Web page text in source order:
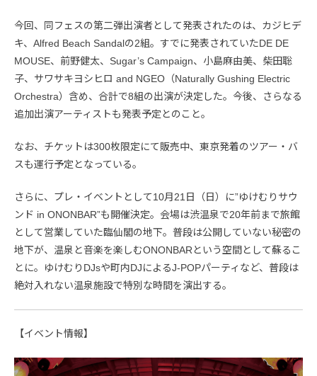
今回、同フェスの第二弾出演者として発表されたのは、カジヒデ
キ、Alfred Beach Sandalの2組。すでに発表されていたDE DE
MOUSE、前野健太、Sugar’s Campaign、小島麻由美、柴田聡
子、サワサキヨシヒロ and NGEO（Naturally Gushing Electric
Orchestra）含め、合計で8組の出演が決定した。今後、さらなる
追加出演アーティストも発表予定とのこと。
なお、チケットは300枚限定にて販売中、東京発着のツアー・バ
スも運行予定となっている。
さらに、プレ・イベントとして10月21日（日）に”ゆけむりサウ
ンド in ONONBAR”も開催決定。会場は渋温泉で20年前まで旅館
として営業していた臨仙閣の地下。普段は公開していない秘密の
地下が、温泉と音楽を楽しむONONBARという空間として蘇るこ
とに。ゆけむりDJsや町内DJによるJ-POPパーティなど、普段は
絶対入れない温泉施設で特別な時間を演出する。
【イベント情報】